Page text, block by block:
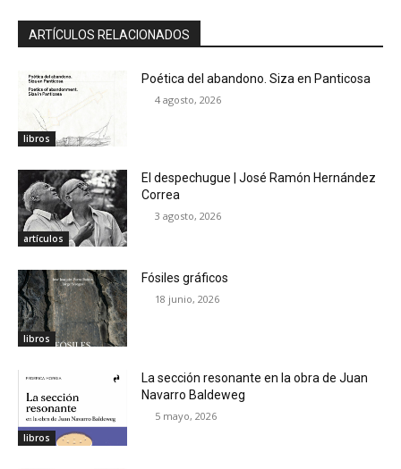
ARTÍCULOS RELACIONADOS
libros
Poética del abandono. Siza en Panticosa
4 agosto, 2026
artículos
El despechugue | José Ramón Hernández
Correa
3 agosto, 2026
libros
Fósiles gráficos
18 junio, 2026
libros
La sección resonante en la obra de Juan
Navarro Baldeweg
5 mayo, 2026